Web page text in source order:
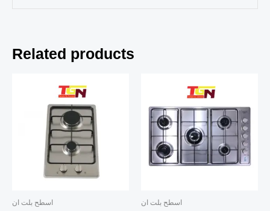
Related products
اسطح بلت ان اسطح بلت ان